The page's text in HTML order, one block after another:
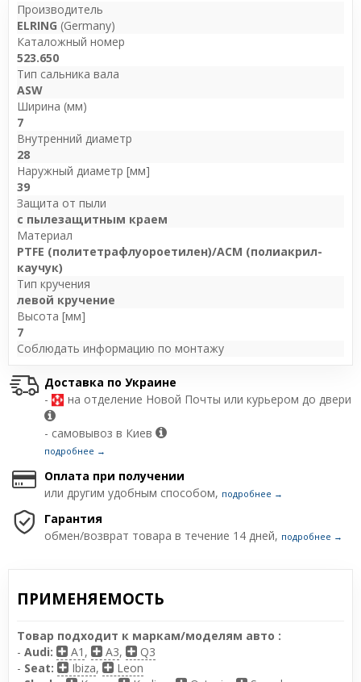
Производитель
ELRING (Germany)
Каталожный номер
523.650
Тип сальника вала
ASW
Ширина (мм)
7
Внутренний диаметр
28
Наружный диаметр [мм]
39
Защита от пыли
с пылезащитным краем
Материал
PTFE (политетрафлуороетилен)/ACM (полиакрил-
каучук)
Тип кручения
левой кручение
Высота [мм]
7
Соблюдать информацию по монтажу
Доставка по Украине
-
на отделение Новой Почты или курьером до двери
- самовывоз в Киев
подробнее →
Оплата при получении
или другим удобным способом, подробнее →
Гарантия
обмен/возврат товара в течение 14 дней, подробнее →
ПРИМЕНЯЕМОСТЬ
Товар подходит к маркам/моделям авто :
- Audi: A1 , A3,
Q3
- Seat: Ibiza,
Leon